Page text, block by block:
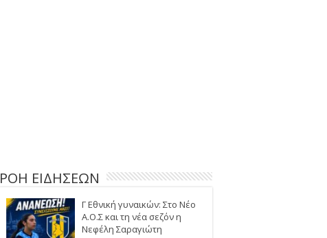
ΡΟΗ ΕΙΔΗΣΕΩΝ
Γ Εθνική γυναικών: Στο Νέο
Α.Ο.Σ και τη νέα σεζόν η
Νεφέλη Σαραγιώτη